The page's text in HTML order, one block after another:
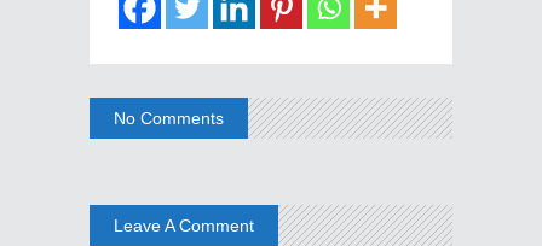
No Comments
Leave A Comment